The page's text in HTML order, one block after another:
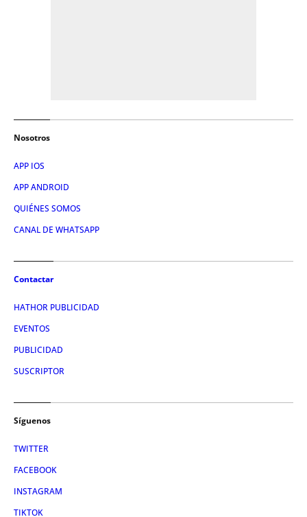
Nosotros
APP IOS
APP ANDROID
QUIÉNES SOMOS
CANAL DE WHATSAPP
Contactar
HATHOR PUBLICIDAD
EVENTOS
PUBLICIDAD
SUSCRIPTOR
Síguenos
TWITTER
FACEBOOK
INSTAGRAM
TIKTOK